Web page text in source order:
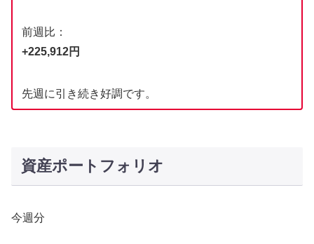
前週比：
+225,912円
先週に引き続き好調です。
資産ポートフォリオ
今週分